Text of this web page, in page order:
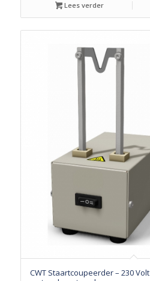
Lees verder
CWT Staartcoupeerder – 230 Volt